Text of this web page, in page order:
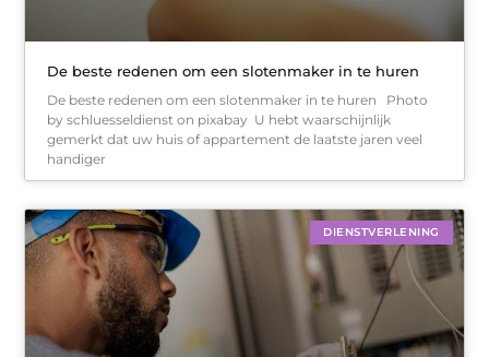
De beste redenen om een slotenmaker in te huren
De beste redenen om een slotenmaker in te huren Photo
by schluesseldienst on pixabay ‍ U hebt waarschijnlijk
gemerkt dat uw huis of appartement de laatste jaren veel
handiger
DIENSTVERLENING